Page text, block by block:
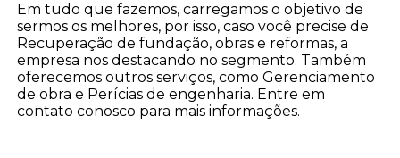
Em tudo que fazemos, carregamos o objetivo de
sermos os melhores, por isso, caso você precise de
Recuperação de fundação, obras e reformas, a
empresa nos destacando no segmento. Também
oferecemos outros serviços, como Gerenciamento
de obra e Perícias de engenharia. Entre em
contato conosco para mais informações.